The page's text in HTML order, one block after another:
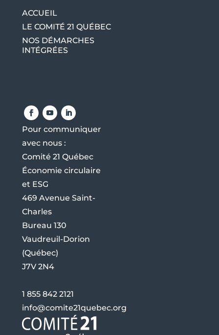
ACCUEIL
LE COMITÉ 21 QUÉBEC
NOS DÉMARCHES
INTÉGRÉES
Pour communiquer
avec nous :
Comité 21 Québec
Économie circulaire
et ESG
469 Avenue Saint-
Charles
Bureau 130
Vaudreuil-Dorion
(Québec)
J7V 2N4
1 855 842 2121
info@comite21quebec.org